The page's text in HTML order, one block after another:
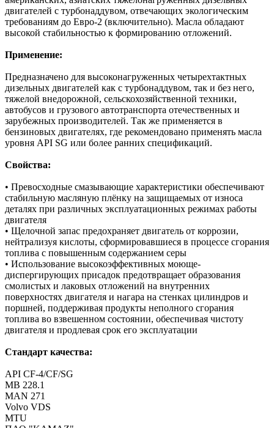
двигателей с турбонаддувом, отвечающих экологическим
требованиям до Евро-2 (включительно). Масла обладают
высокой стабильностью к формированию отложений.
Применение:
Предназначено для высоконагруженных четырехтактных
дизельных двигателей как с турбонаддувом, так и без него,
тяжелой внедорожной, сельскохозяйственной техники,
автобусов и грузового автотранспорта отечественных и
зарубежных производителей. Так же применяется в
бензиновых двигателях, где рекомендовано применять масла
уровня API SG или более ранних спецификаций.
Свойства:
• Превосходные смазывающие характеристики обеспечивают
стабильную масляную плёнку на защищаемых от износа
деталях при различных эксплуатационных режимах работы
двигателя
• Щелочной запас предохраняет двигатель от коррозии,
нейтрализуя кислоты, сформировавшиеся в процессе сгорания
топлива с повышенным содержанием серы
• Использование высокоэффективных моюще-
диспергирующих присадок предотвращает образования
смолистых и лаковых отложений на внутренних
поверхностях двигателя и нагара на стенках цилиндров и
поршней, поддерживая продукты неполного сгорания
топлива во взвешенном состоянии, обеспечивая чистоту
двигателя и продлевая срок его эксплуатации
Стандарт качества:
API CF-4/CF/SG
MB 228.1
MAN 271
Volvo VDS
MTU